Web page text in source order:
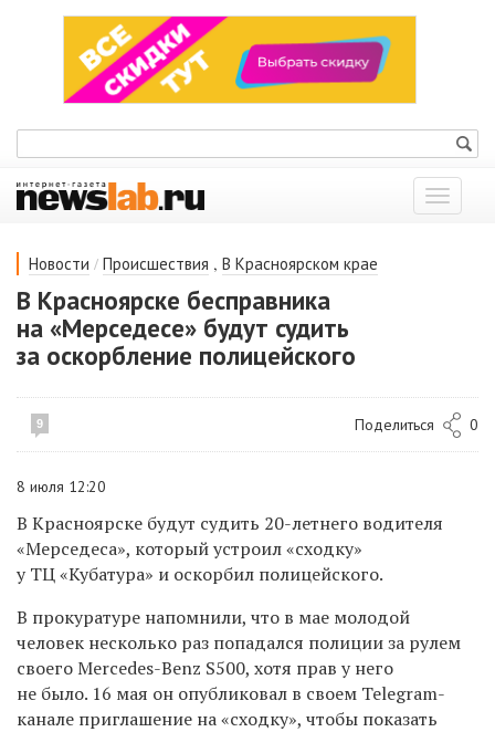
Показать
меню
Новости / Происшествия , В Красноярском крае
В Красноярске бесправника
на «Мерседесе» будут судить
за оскорбление полицейского
9 Поделиться 0
8 июля 12:20
В Красноярске будут судить 20-летнего водителя
«Мерседеса», который устроил «сходку»
у ТЦ «Кубатура» и оскорбил полицейского.
В прокуратуре напомнили, что в мае молодой
человек несколько раз попадался полиции за рулем
своего Mercedes-Benz S500, хотя прав у него
не было. 16 мая он опубликовал в своем Telegram-
канале приглашение на «сходку», чтобы показать